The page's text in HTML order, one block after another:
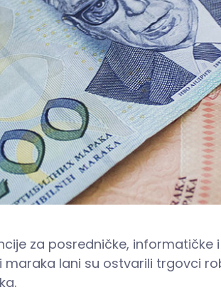
za posredničke, informatičke
maraka lani su ostvarili trgovci